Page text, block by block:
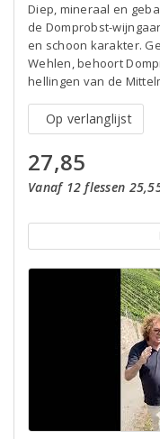
Diep, mineraal en
de Domprobst-
en schoon karakter.
Wehlen, behoort
hellingen van de
Op verlanglijst
27,85
Vanaf 12 flessen